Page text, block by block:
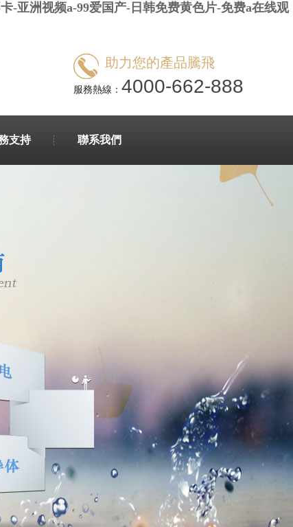
-亚洲视频a-99爱国产-日韩免费黄色片-免费a在线观
助力您的產品騰飛
服務熱線： 4000-662-888
支持 聯系我們